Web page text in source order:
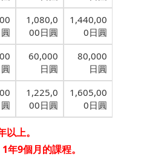
1,080,0
00日圓
1,440,00
0日圓
60,000
日圓
80,000
日圓
1,225,0
00日圓
1,605,00
0日圓
上。
9個月的課程。